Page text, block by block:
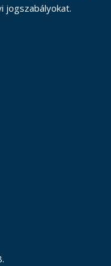
jogszabályokat.